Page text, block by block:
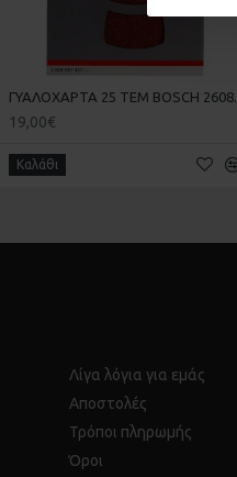
19,00€
Καλάθι
Λίγα λόγια για εμάς
Αποστολές
Τρόποι πληρωμής
Όροι